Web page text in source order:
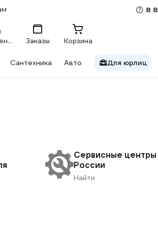
8
Сравнение Заказы Корзина
Сантехника Авто Для юрлиц
Сервисные центры
России
Найти